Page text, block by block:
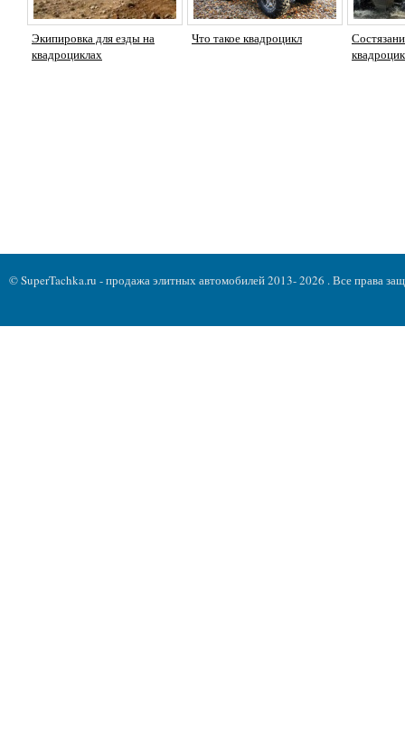
Экипировка для езды на
квадроциклах
Что такое квадроцикл
© SuperTachka.ru - продажа элитных автомобилей 2013- 2026 . Все права